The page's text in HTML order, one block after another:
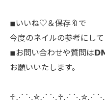
◾︎いいね♡＆保存🔖で
今度のネイルの参考にして
◾︎お問い合わせや質問は
お願いいたします。
♱⋰ ⋱✮⋰ ⋱♱⋰ ⋱✮⋰